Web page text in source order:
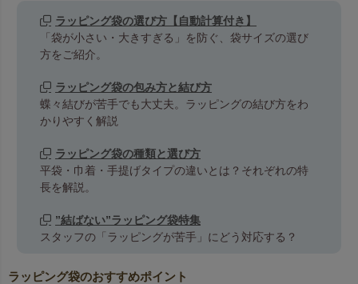
ラッピング袋の選び方【自動計算付き】
「袋が小さい・大きすぎる」を防ぐ、袋サイズの選び
方をご紹介。
ラッピング袋の包み方と結び方
蝶々結びが苦手でも大丈夫。ラッピングの結び方をわ
かりやすく解説
ラッピング袋の種類と選び方
平袋・巾着・手提げタイプの違いとは？それぞれの特
長を解説。
”結ばない”ラッピング袋特集
スタッフの「ラッピングが苦手」にどう対応する？
ラッピング袋のおすすめポイント